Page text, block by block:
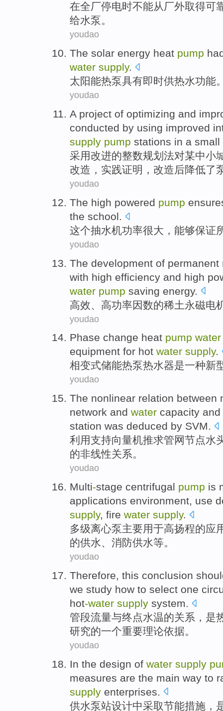
在全厂停电时不能从 厂外取得可
给水泵。
youdao
The solar energy heat pump
water supply.
太阳能热泵具有即时供热水功能
youdao
A project of optimizing and
conducted by using improved
supply pump stations in a small
采用改进的整数规划法对某中小
改造 ，实践证明，改造后降低
youdao
The high powered pump
the school.
这个抽水机功率很大，能够保证
youdao
The development of permanent
with high efficiency and high
water pump saving energy.
高效
高功率因数的稀土永磁电
youdao
Phase change heat pump water
equipment for hot water supply.
相变式储能热泵热水器是一种新
youdao
The nonlinear relation between
network and water capacity and
station was deduced by SVM.
利用支持向量机推求管网节点水
的非线性关系。
youdao
Multi-stage centrifugal pump is
applications environment, use
supply, fire water supply.
多级离心泵主要用于高扬程的应
的供水、 消防供水等。
youdao
Therefore, this conclusion
we study how to select one
hot-water supply system.
管段流量与终点水温的关系， 是
研究的一个重要理论依据。
youdao
In the design of water supply
measures are the main way to
supply enterprises
供水泵站设计中采取节能措施 ，